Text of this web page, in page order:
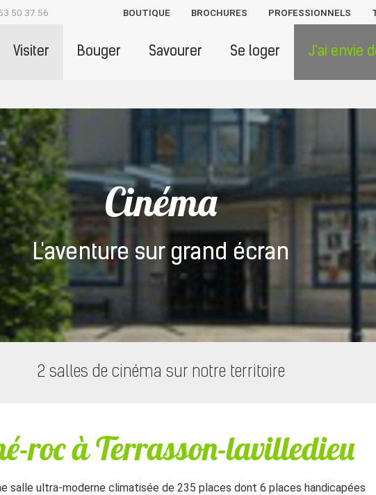
50 37 56 BOUTIQUE BROCHURES PROFESSIONNELS
Visiter Bouger Savourer Se loger J'ai envie
Cinéma
L'aventure sur grand écran
2 salles de cinéma sur notre territoire
roc à Terrasson-lavilledieu
salle ultra-moderne climatisée de 235 places dont 6 places handicapées